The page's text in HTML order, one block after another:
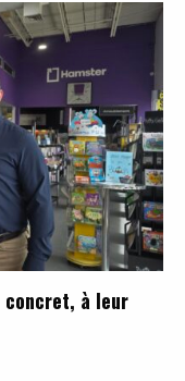
concret, à leur